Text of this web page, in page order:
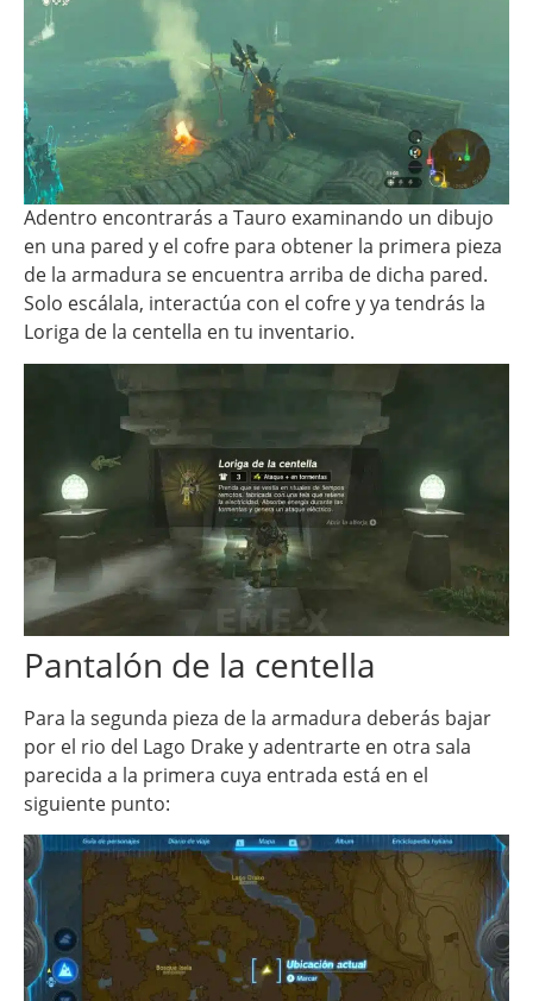
Adentro encontrarás a Tauro examinando un dibujo
en una pared y el cofre para obtener la primera pieza
de la armadura se encuentra arriba de dicha pared.
Solo escálala, interactúa con el cofre y ya tendrás la
Loriga de la centella en tu inventario.
Pantalón de la centella
Para la segunda pieza de la armadura deberás bajar
por el rio del Lago Drake y adentrarte en otra sala
parecida a la primera cuya entrada está en el
siguiente punto: